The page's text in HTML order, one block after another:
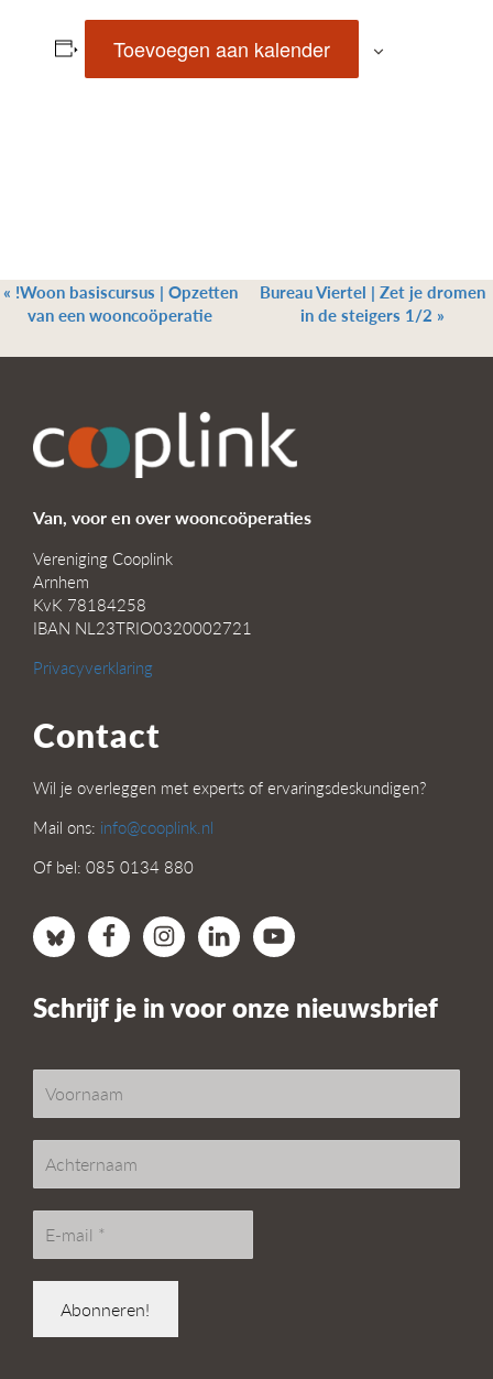
Toevoegen aan kalender
« !Woon basiscursus | Opzetten
van een wooncoöperatie
Bureau Viertel | Zet je dromen
in de steigers 1/2 »
Van, voor en over wooncoöperaties
Vereniging Cooplink
Arnhem
KvK 78184258
IBAN NL23TRIO0320002721
Privacyverklaring
Contact
Wil je overleggen met experts of ervaringsdeskundigen?
Mail ons: info@cooplink.nl
Of bel: 085 0134 880
Schrijf je in voor onze nieuwsbrief